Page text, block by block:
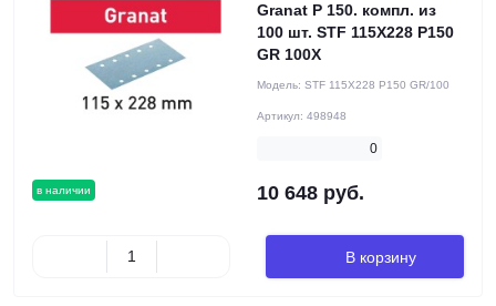
в наличии
Granat P 150. компл. из
100 шт. STF 115X228 P150
GR 100X
Модель: STF 115X228 P150 GR/100
Артикул: 498948
0
10 648 руб.
В корзину